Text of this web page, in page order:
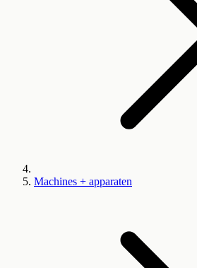
Machines + apparaten